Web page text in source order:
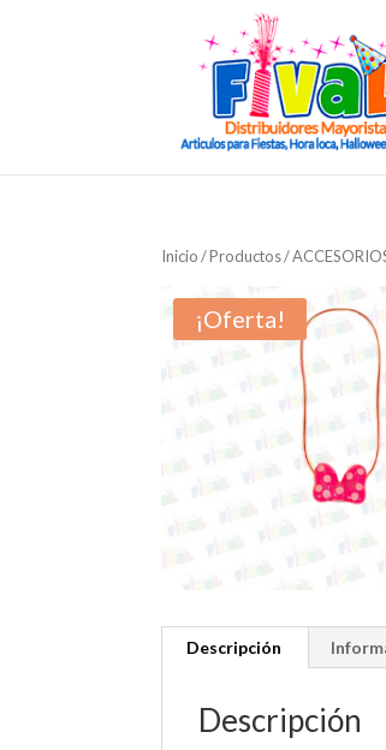
Inicio/Productos/
¡Oferta!
Descripción
Descripción